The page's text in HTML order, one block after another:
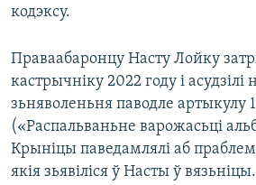
кодэксу.
Праваабаронцу Насту Лойку
кастрычніку 2022 году і асудзілі
зьняволеньня паводле артыкулу
(«Распальваньне варожасьці
Крыніцы паведамлялі аб
якія зьявіліся ў Насты ў вязьніцы.